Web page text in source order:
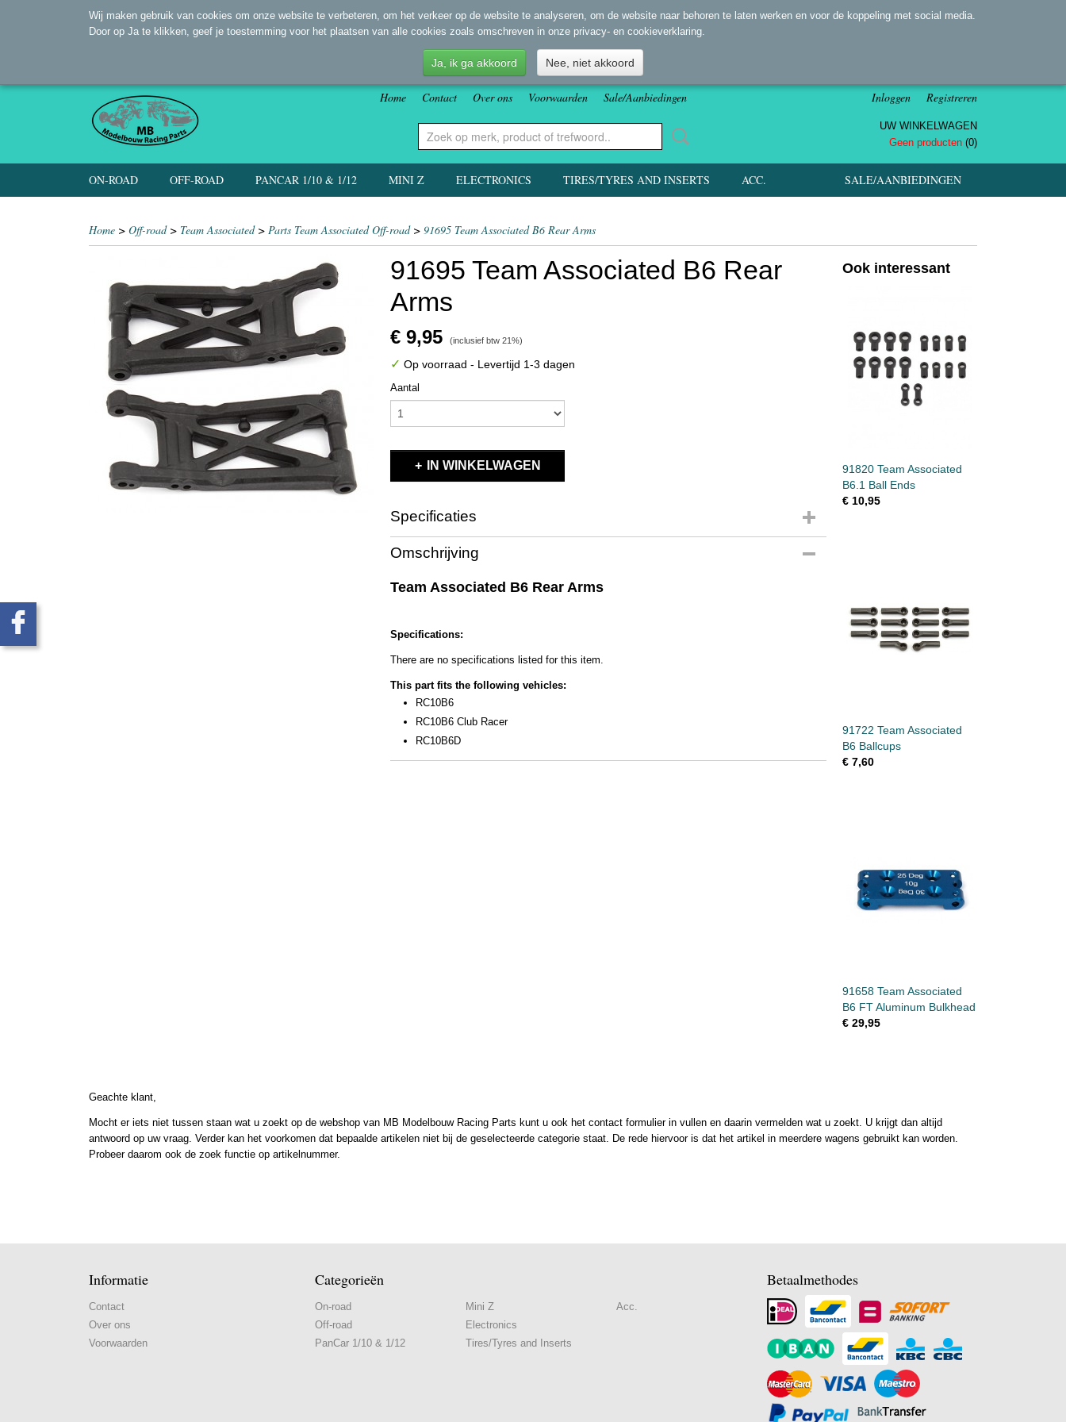
Home Contact Over ons Voorwaarden Sale/Aanbiedingen Inloggen Registreren
UW WINKELWAGEN
Geen producten (0)
SALE/AANBIEDINGEN
ON-ROAD OFF-ROAD PANCAR 1/10 & 1/12 MINI Z ELECTRONICS TIRES/TYRES AND INSERTS ACC.
Home > Off-road> Team Associated> Parts Team Associated Off-road> 91695 Team Associated B6 Rear Arms
91695 Team Associated B6 Rear
Arms
€ 9,95 (inclusief btw 21%)
✓ Op voorraad - Levertijd 1-3 dagen
Aantal
IN WINKELWAGEN
Specificaties
Productcode
EAN code
Bruto gewicht
Omschrijving
Team Associated B6 Rear Arms
Specifications:
There are no specifications listed for this item.
This part fits the following vehicles:
RC10B6
RC10B6 Club Racer
RC10B6D
Ook interessant
91820 Team Associated
B6.1 Ball Ends
€ 10,95
91722 Team Associated
B6 Ballcups
€ 7,60
91658 Team Associated
B6 FT Aluminum Bulkhead
€ 29,95
Geachte klant,
Mocht er iets niet tussen staan wat u zoekt op de webshop van MB Modelbouw Racing Parts kunt u ook het contact formulier in vullen en daarin vermelden wat u zoekt. U krijgt dan altijd
antwoord op uw vraag. Verder kan het voorkomen dat bepaalde artikelen niet bij de geselecteerde categorie staat. De rede hiervoor is dat het artikel in meerdere wagens gebruikt kan worden.
Probeer daarom ook de zoek functie op artikelnummer.
Informatie
Contact
Over ons
Voorwaarden
Categorieën
On-road
Off-road
PanCar 1/10 & 1/12
Mini Z
Electronics
Tires/Tyres and Inserts
Acc.
Betaalmethodes
Wij maken gebruik van cookies om onze website te verbeteren, om het verkeer op de website te analyseren, om de website naar behoren te laten werken en voor de koppeling met social media.
Door op Ja te klikken, geef je toestemming voor het plaatsen van alle cookies zoals omschreven in onze privacy- en cookieverklaring.
Ja, ik ga akkoord Nee, niet akkoord